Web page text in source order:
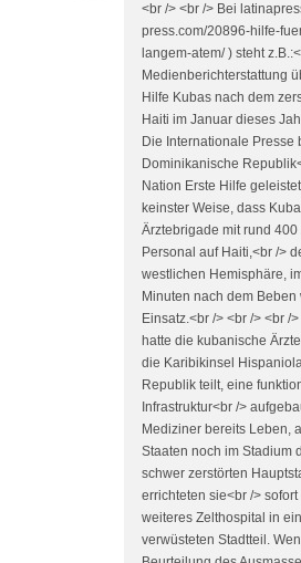
<br /> <br /> Bei
press.com/20896-hilfe-
langem-atem/ ) steht
Medienberichterstattung
Hilfe Kubas nach dem
Haiti im Januar dieses
Die Internationale Presse
Dominikanische
Nation Erste Hilfe
keinster Weise, dass
Ärztebrigade mit rund
Personal auf Haiti,<br />
westlichen Hemisphäre,
Minuten nach dem
Einsatz.<br /> <br /> <br /
hatte die kubanische
die Karibikinsel
Republik teilt, eine
Infrastruktur<br />
Mediziner bereits Leben,
Staaten noch im Stadium
schwer zerstörten
errichteten sie<br />
weiteres Zelthospital in
verwüsteten Stadtteil.